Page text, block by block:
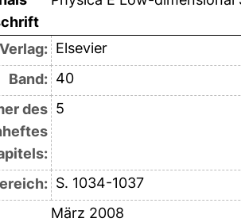
Verlag: Elsevier
Band: 40
des 5
S. 1034-1037
März 2008